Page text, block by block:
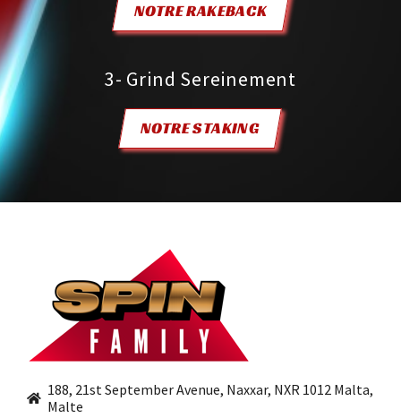
NOTRE RAKEBACK
3- Grind Sereinement
NOTRE STAKING
188, 21st September Avenue, Naxxar, NXR 1012 Malta,
Malte